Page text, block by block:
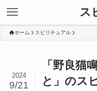
ス
ホーム スピリチュアル
「野良猫
と」のス
2024
9/21